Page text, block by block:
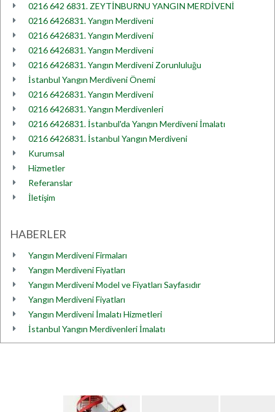
0216 642 6831. ZEYTİNBURNU YANGIN MERDİVENİ
0216 6426831. Yangın Merdiveni
0216 6426831. Yangın Merdiveni
0216 6426831. Yangın Merdiveni
0216 6426831. Yangın Merdiveni Zorunluluğu
İstanbul Yangın Merdiveni Önemi
0216 6426831. Yangın Merdiveni
0216 6426831. Yangın Merdivenleri
0216 6426831. İstanbul'da Yangın Merdiveni İmalatı
0216 6426831. İstanbul Yangın Merdiveni
Kurumsal
Hizmetler
Referanslar
İletişim
HABERLER
Yangın Merdiveni Firmaları
Yangın Merdiveni Fiyatları
Yangın Merdiveni Model ve Fiyatları Sayfasıdır
Yangın Merdiveni Fiyatları
Yangın Merdiveni İmalatı Hizmetleri
İstanbul Yangın Merdivenleri İmalatı